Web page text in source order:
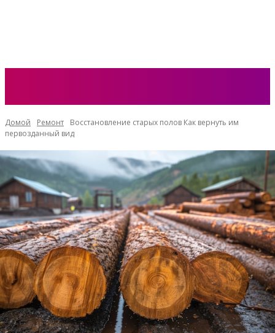
Домой Ремонт
Восстановление старых полов Как вернуть им
первозданный вид